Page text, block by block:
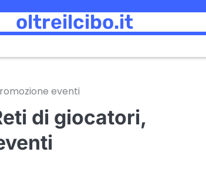
oltreilcibo.it
eventi
di giocatori,